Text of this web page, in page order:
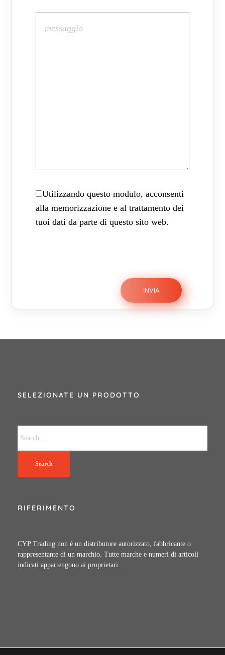
Utilizzando questo modulo, acconsenti
alla memorizzazione e al trattamento dei
tuoi dati da parte di questo sito web.
SELEZIONATE UN PRODOTTO
Search
RIFERIMENTO
CYP Trading non é un distributore autorizzato, fabbricante o
rappresentante di un marchio. Tutte marche e numeri di articoli
indicati appartengono ai proprietari.